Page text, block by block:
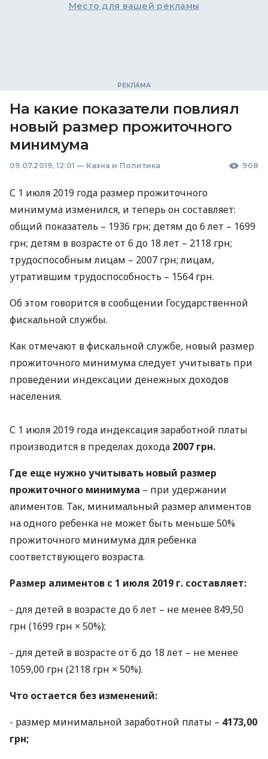
Место для вашей рекламы
На какие показатели повлиял
новый размер прожиточного
минимума
09.07.2019, 12:01 — Казна и Политика 908
С 1 июля 2019 года размер прожиточного
минимума изменился, и теперь он составляет:
общий показатель – 1936 грн; детям до 6 лет – 1699
грн; детям в возрасте от 6 до 18 лет – 2118 грн;
трудоспособным лицам – 2007 грн; лицам,
утратившим трудоспособность – 1564 грн.
Об этом говорится в сообщении Государственной
фискальной службы.
Как отмечают в фискальной службе, новый размер
прожиточного минимума следует учитывать при
проведении индексации денежных доходов
населения.
С 1 июля 2019 года индексация заработной платы
производится в пределах дохода 2007 грн.
Где еще нужно учитывать новый размер
прожиточного минимума – при удержании
алиментов. Так, минимальный размер алиментов
на одного ребенка не может быть меньше 50%
прожиточного минимума для ребенка
соответствующего возраста.
Размер алиментов с 1 июля 2019 г. составляет:
- для детей в возрасте до 6 лет – не менее 849,50
грн (1699 грн × 50%);
- для детей в возрасте от 6 до 18 лет – не менее
1059,00 грн (2118 грн × 50%).
Что остается без изменений:
- размер минимальной заработной платы – 4173,00
грн;